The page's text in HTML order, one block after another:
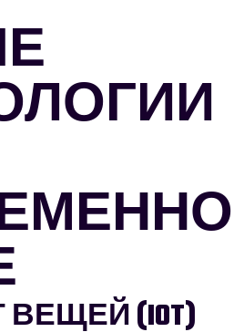
(IOT)